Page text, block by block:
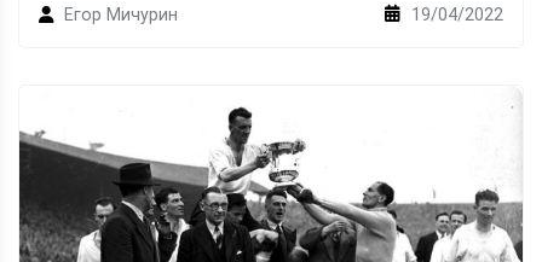
Егор Мичурин 19/04/2022